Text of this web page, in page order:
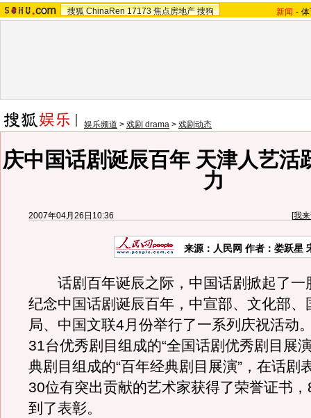
搜狐 ChinaRen 17173 焦点房地产 搜狗 新闻 -
娱乐频道 > 戏剧 drama > 戏剧动态
庆中国话剧诞辰百年 天津人艺活
力
2007年04月26日10:36 [我
来源：人民网 作者：娄跃星
话剧百年诞辰之际，中国话剧掀起了一
纪念中国话剧诞辰百年，中宣部、文化部、
局、中国文联4月份举行了一系列庆祝活动
31台优秀剧目组成的“全国话剧优秀剧目展
典剧目组成的“百年经典剧目展演”，在话剧
30位有突出贡献的艺术家获得了荣誉证书
到了表彰。